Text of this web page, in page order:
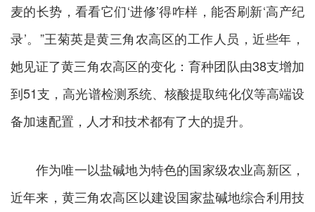
麦的长势，看看它们‘进修’得咋样，能否刷新‘高产纪
录’。”王菊英是黄三角农高区的工作人员，近些年，
她见证了黄三角农高区的变化：育种团队由38支增加
到51支，高光谱检测系统、核酸提取纯化仪等高端设
备加速配置，人才和技术都有了大的提升。
作为唯一以盐碱地为特色的国家级农业高新区，
近年来，黄三角农高区以建设国家盐碱地综合利用技